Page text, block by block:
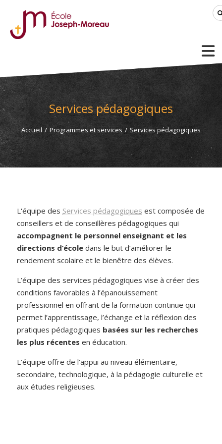
Services pédagogiques
Accueil / Programmes et services / Services pédagogiques
L'équipe des Services pédagogiques est composée de
conseillers et de conseillères pédagogiques qui
accompagnent le personnel enseignant et les
directions d’école dans le but d’améliorer le
rendement scolaire et le bienêtre des élèves.
L’équipe des services pédagogiques vise à créer des
conditions favorables à l’épanouissement
professionnel en offrant de la formation continue qui
permet l’apprentissage, l’échange et la réflexion des
pratiques pédagogiques basées sur les recherches
les plus récentes en éducation.
L’équipe offre de l’appui au niveau élémentaire,
secondaire, technologique, à la pédagogie culturelle et
aux études religieuses.